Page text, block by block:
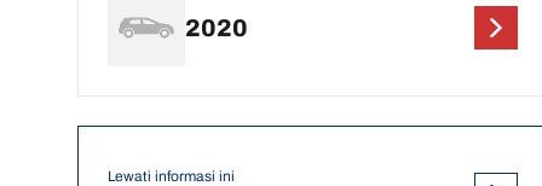
2020
Lewati informasi ini